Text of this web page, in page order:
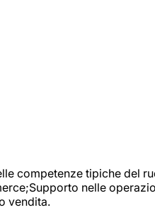
competenze tipiche del
nelle
vendita.